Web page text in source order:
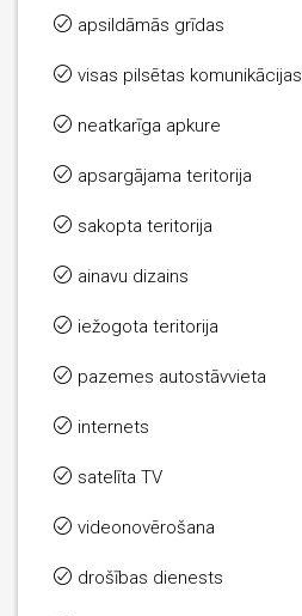
apsildāmās grīdas
visas pilsētas komunikācijas
neatkarīga apkure
apsargājama teritorija
sakopta teritorija
ainavu dizains
iežogota teritorija
pazemes autostāvvieta
internets
satelīta TV
videonovērošana
drošības dienests